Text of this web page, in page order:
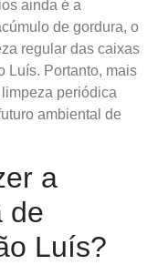
ainda é a
de gordura, o
regular das caixas
Luís. Portanto, mais
periódica
ambiental de
a
de
Luís?